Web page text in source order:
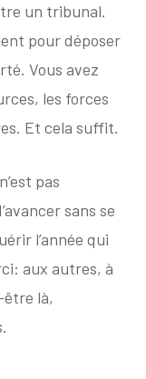
un tribunal.
pour déposer
Vous avez
les forces
Et cela suffit.
pas
sans se
l’année qui
aux autres, à
être là,